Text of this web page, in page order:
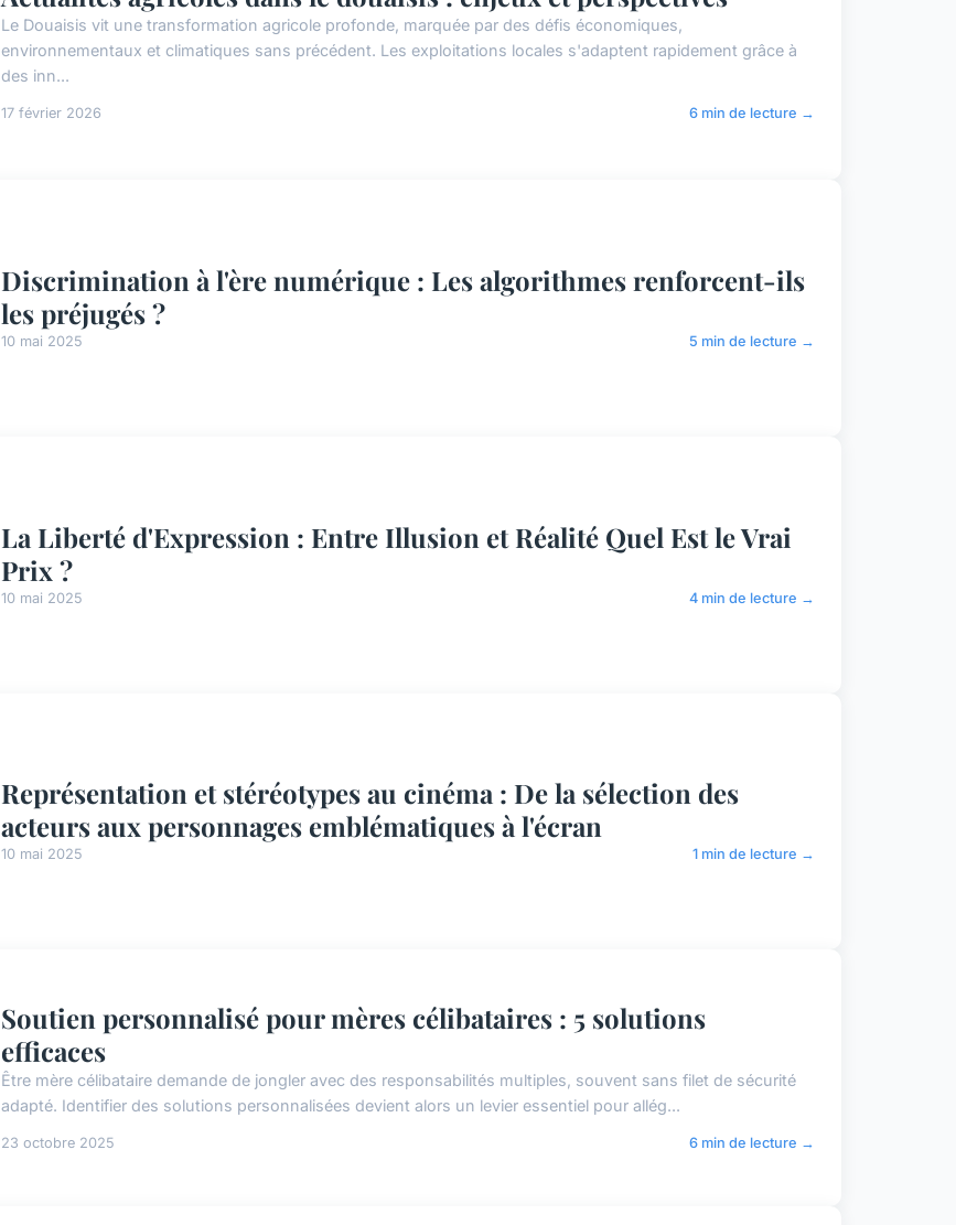
Le Douaisis vit une transformation agricole profonde, marquée par des défis économiques,
environnementaux et climatiques sans précédent. Les exploitations locales s'adaptent rapidement grâce à
des inn...
17 février 2026 6 min de lecture →
Discrimination à l'ère numérique : Les algorithmes renforcent-ils
les préjugés ?
10 mai 2025 5 min de lecture →
La Liberté d'Expression : Entre Illusion et Réalité Quel Est le Vrai
Prix ?
10 mai 2025 4 min de lecture →
Représentation et stéréotypes au cinéma : De la sélection des
acteurs aux personnages emblématiques à l'écran
10 mai 2025 1 min de lecture →
Soutien personnalisé pour mères célibataires : 5 solutions
efficaces
Être mère célibataire demande de jongler avec des responsabilités multiples, souvent sans filet de sécurité
adapté. Identifier des solutions personnalisées devient alors un levier essentiel pour allég...
23 octobre 2025 6 min de lecture →